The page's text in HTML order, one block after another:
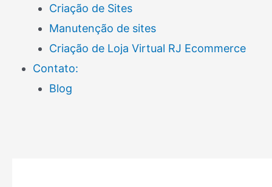
Criação de Sites
Manutenção de sites
Criação de Loja Virtual RJ Ecommerce
Contato:
Blog